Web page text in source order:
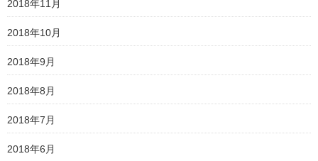
2018年11月
2018年10月
2018年9月
2018年8月
2018年7月
2018年6月